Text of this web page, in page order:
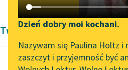
Katalog DAISY
Podkasty o książkach
Aktualności
„Prokurator Alicja Horn”
Dzień dobry moi kochani.
Nazywam się Paulina Holtz i
zaszczyt i przyjemność być
Twórczość Antoniny